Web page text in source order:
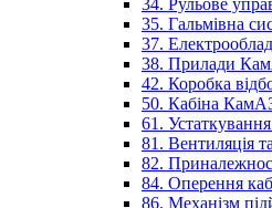
34. Рульове
35. Гальмівна
37.
38. Прилади
42. Коробка
50. Кабіна
61.
81. Вентиляція
82.
84. Оперення
86. Механізм